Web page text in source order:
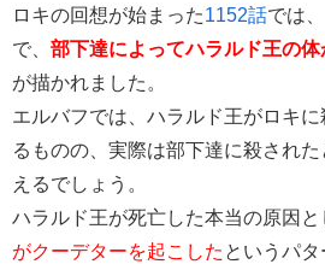
ロキの回想が始まった1152話では
で、 部下達によってハラルド王の体
が描かれました。
エルバフでは、ハラルド王がロキ
るものの、実際は部下達に殺され
えるでしょう。
ハラルド王が死亡した本当の原因と
がクーデターを起こした というパ